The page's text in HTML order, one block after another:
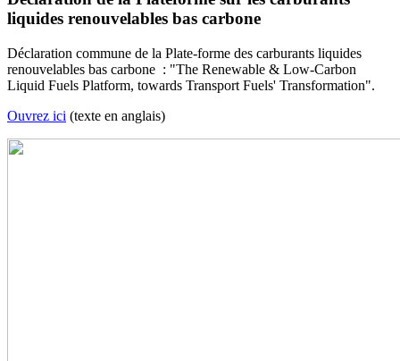
liquides renouvelables bas carbone
Déclaration commune de la Plate-forme des carburants liquides
renouvelables bas carbone : "The Renewable & Low-Carbon
Liquid Fuels Platform, towards Transport Fuels' Transformation".
Ouvrez ici (texte en anglais)